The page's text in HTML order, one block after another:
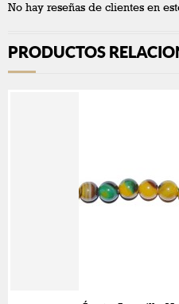
No hay reseñas de clientes en
PRODUCTOS